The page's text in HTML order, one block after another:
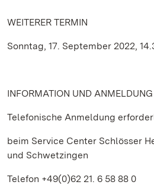
WEITERER TERMIN
Sonntag, 17. September 2022,
INFORMATION UND ANMELDUNG
Telefonische Anmeldung
beim Service Center Schlösser
und Schwetzingen
Telefon +49(0)62 21. 6 58 88 0